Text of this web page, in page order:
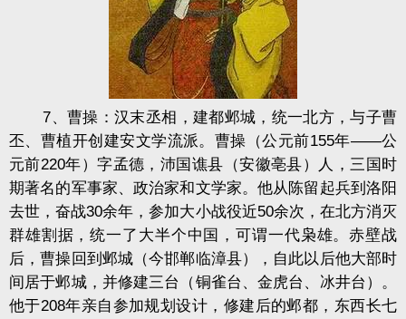
7、曹操：汉末丞相，建都邺城，统一北方，与子曹
丕、曹植开创建安文学流派。曹操（公元前155年——公
元前220年）字孟德，沛国谯县（安徽亳县）人，三国时
期著名的军事家、政治家和文学家。他从陈留起兵到洛阳
去世，奋战30余年，参加大小战役近50余次，在北方消灭
群雄割据，统一了大半个中国，可谓一代枭雄。赤壁战
后，曹操回到邺城（今邯郸临漳县），自此以后他大部时
间居于邺城，并修建三台（铜雀台、金虎台、冰井台）。
他于208年亲自参加规划设计，修建后的邺都，东西长七